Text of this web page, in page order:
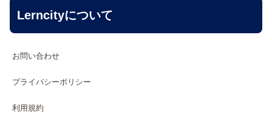
Lerncityについて
お問い合わせ
プライバシーポリシー
利用規約